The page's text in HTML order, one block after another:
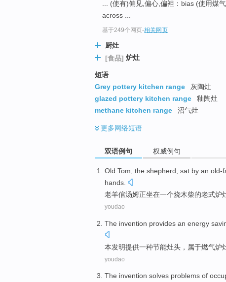
... (使有)偏见,偏心,偏袒：bias (使用煤
across ...
基于249个网页-相关网页
厨灶
[食品] 炉灶
短语
Grey pottery kitchen range
灰陶灶
glazed pottery kitchen range
釉陶灶
methane kitchen range
沼气灶
更多网络短语
双语例句 权威例句
Old Tom , the shepherd sat by an old-
hands
老羊倌汤姆正坐在一个烧木柴的老式炉
youdao
The invention provides an energy
本发明提供一种节能灶头 ， 属于燃气炉
youdao
The invention solves problems of